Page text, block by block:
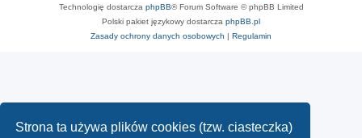
Strona ta używa plików cookies (tzw. ciasteczka)
Technologię dostarcza phpBB® Forum Software © phpBB Limited
Polski pakiet językowy dostarcza phpBB.pl
Zasady ochrony danych osobowych | Regulamin